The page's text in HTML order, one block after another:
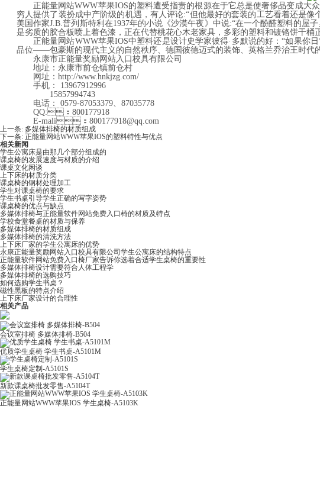
正能量网站WWW苹果IOS的塑料遭受指责的根源在于它总是使奢侈品变成大众消
穷人提供了装扮成中产阶级的机遇，有人评论:“但他最好的套装的工艺看着还是像个打
美国作家J.B.普列斯特利在1937年的小说《沙漠午夜》中说:“在一个酚醛塑料的屋子里
是劣质的胶合板喷上着色漆，正在代替桃花心木老家具，多彩的塑料和镀铬饼干桶正
正能量网站WWW苹果IOS中塑料还是设计史学家彼得·多默说的好：“如果你
品位――包豪斯的现代主义的自然秩序、德国彼德迈式的装饰、英格兰乔治王时代的古
永康市正能量奖励网站入口校具有限公司
地址：永康市前仓镇前仓村
网址： http://www.hnkjzg.com/
手机：
13967912996
15857994743
电话：
0579-87053379、87035778
QQ:：800177918
E-mali：800177918@qq.com
上一条: 多媒体排椅的材质组成
下一条: 正能量网站WWW苹果IOS的塑料特性与优点
相关新闻
学生公寓床是由那几个部分组成的
课桌椅的发展速度与材质的介绍
课桌文化闲谈
上下床的材质分类
课桌椅的钢材处理加工
学生对课桌椅的要求
学生书桌引导学生正确的写字姿势
课桌椅的优点与缺点
多媒体排椅与正能量软件网站免费入口椅的材质及特点
学校食堂餐桌的材质与保养
多媒体排椅的材质组成
多媒体排椅的清洗方法
上下床厂家的学生公寓床的优势
永康正能量奖励网站入口校具有限公司学生公寓床的结构特点
正能量软件网站免费入口椅厂家告诉你选着合适学生桌椅的重要性
多媒体排椅设计需要符合人体工程学
多媒体排椅的选购技巧
如何选购学生书桌？
磁性黑板​的特点介绍
上下床厂家设计的合理性
相关产品
会议室排椅 多媒体排椅-B504
优质学生桌椅 学生书桌-A5101M
学生桌椅定制-A5101S
新款课桌椅批发零售-A5104T
正能量网站WWW苹果IOS 学生桌椅-A5103K